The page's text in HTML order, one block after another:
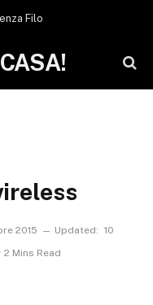
Filo
2015 Updated: 10
2 Mins Read